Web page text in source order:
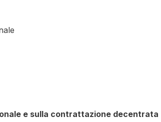
e sulla contrattazione decentrata